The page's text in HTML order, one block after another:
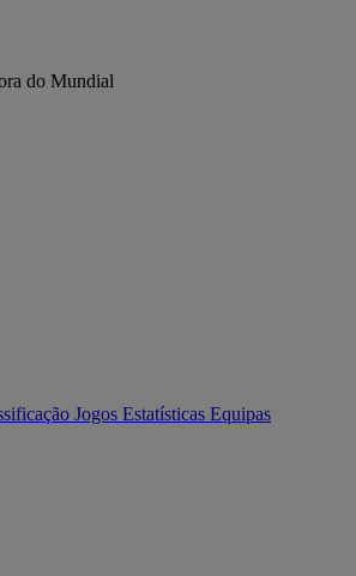
do Mundial
Jogos Estatísticas Equipas